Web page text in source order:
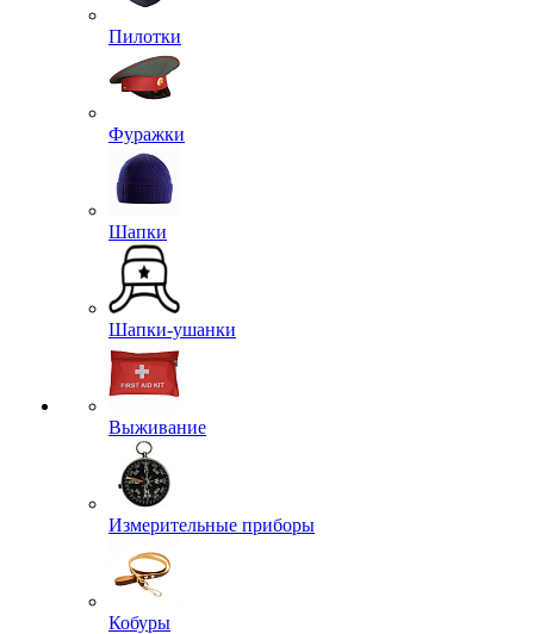
Пилотки
Фуражки
Шапки
Шапки-ушанки
Выживание
Измерительные приборы
Кобуры